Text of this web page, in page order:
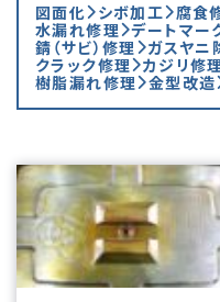
図面化 シボ加工 腐食
水漏れ修理 デートマー
錆（サビ）修理
ガスヤニ
クラック修理 カジリ修
樹脂漏れ修理 金型改造